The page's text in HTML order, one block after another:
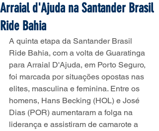
Arraial d'Ajuda na Santander Brasil
Ride Bahia
A quinta etapa da Santander Brasil
Ride Bahia, com a volta de Guaratinga
para Arraial D'Ajuda, em Porto Seguro,
foi marcada por situações opostas nas
elites, masculina e feminina. Entre os
homens, Hans Becking (HOL) e José
Dias (POR) aumentaram a folga na
liderança e assistiram de camarote a